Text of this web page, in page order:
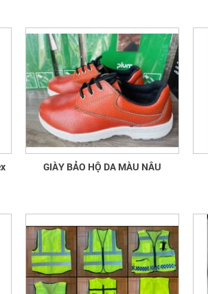
GIÀY BẢO HỘ DA MÀU NÂU